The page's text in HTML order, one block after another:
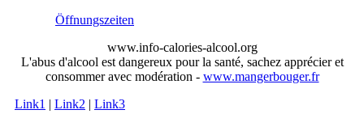
Öffnungszeiten
www.info-calories-alcool.org
L'abus d'alcool est dangereux pour la santé, sachez apprécier et
consommer avec modération - www.mangerbouger.fr
Link1 | Link2 | Link3